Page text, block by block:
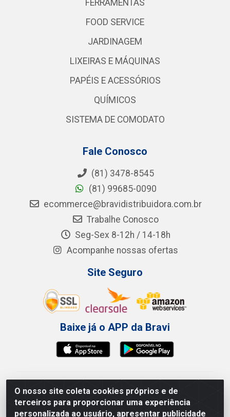
O nosso site coleta cookies próprios e de
terceiros para proporcionar uma experiência
personalizada ao usuário, apresentar publicidade
FERRAMENTAS
FOOD SERVICE
JARDINAGEM
LIXEIRAS E MÁQUINAS
PAPÉIS E ACESSÓRIOS
QUÍMICOS
SISTEMA DE COMODATO
Fale Conosco
(81) 3478-8545
(81) 99685-0090
ecommerce@bravidistribuidora.com.br
Trabalhe Conosco
Seg-Sex 8-12h / 14-18h
Acompanhe nossas ofertas
Site Seguro
Baixe já o APP da Bravi
Bravi Consumíveis de Higiene e Descartáveis EIRELI -
CNPJ 19.457.137/0001-06
Av. Sul Gov. Cid Sampaio, 3125 - Galpão 000A -